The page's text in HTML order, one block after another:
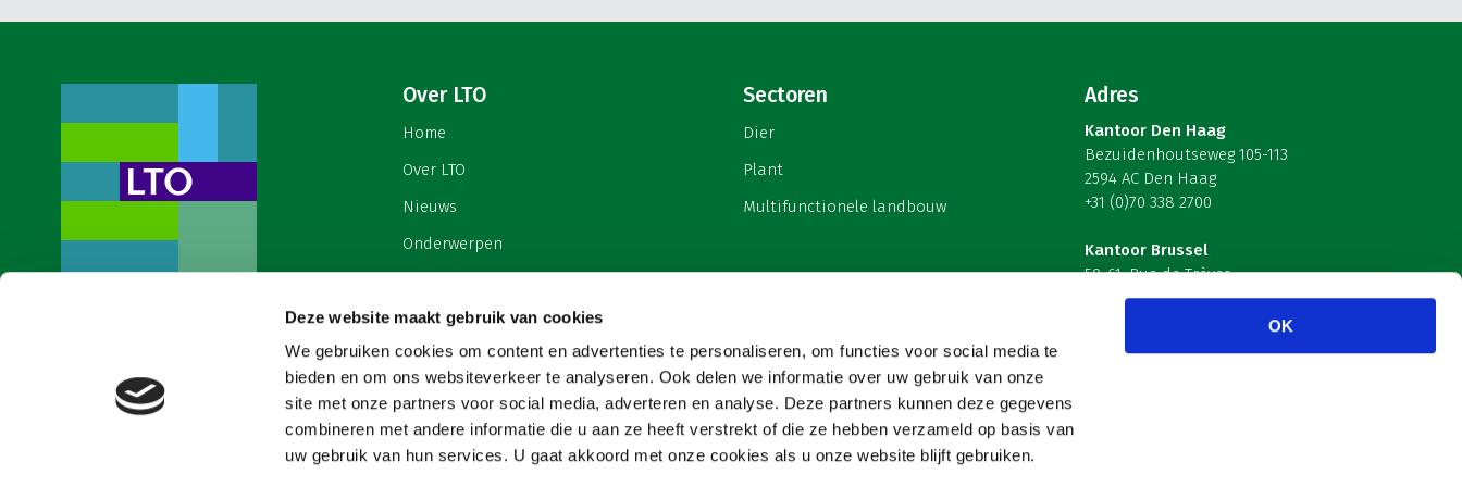
Deze website maakt gebruik van cookies
We gebruiken cookies om content en advertenties te personaliseren, om functies voor social media te
bieden en om ons websiteverkeer te analyseren. Ook delen we informatie over uw gebruik van onze
site met onze partners voor social media, adverteren en analyse. Deze partners kunnen deze gegevens
combineren met andere informatie die u aan ze heeft verstrekt of die ze hebben verzameld op basis van
uw gebruik van hun services. U gaat akkoord met onze cookies als u onze website blijft gebruiken.
OK
werkgeversorganisatie met meerwaarde,
voor een sector met meerwaarde. Dat is
Land- en Tuinbouw Organisatie
Nederland (LTO).
Over LTO
Home
Over LTO
Nieuws
Onderwerpen
Contact
Cookies & privacy
Sectoren
Dier
Plant
Multifunctionele landbouw
Adres
Kantoor Den Haag
Bezuidenhoutseweg 105-113
2594 AC Den Haag
+31 (0)70 338 2700
Kantoor Brussel
59-61, Rue de Trèves
B-1040 Brussel – België
Volg ons